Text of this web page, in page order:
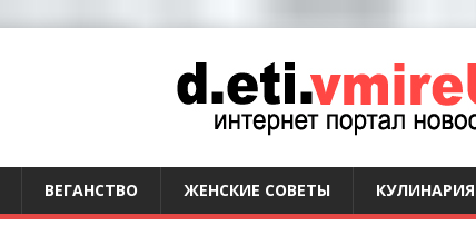
ВЕГАНСТВО ЖЕНСКИЕ СОВЕТЫ КУЛИНАРИЯ